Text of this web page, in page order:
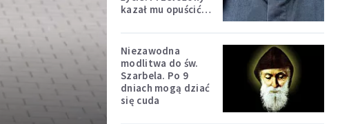
kazał mu opuścić
Niezawodna
modlitwa do św.
Szarbela. Po 9
dniach mogą dziać
się cuda